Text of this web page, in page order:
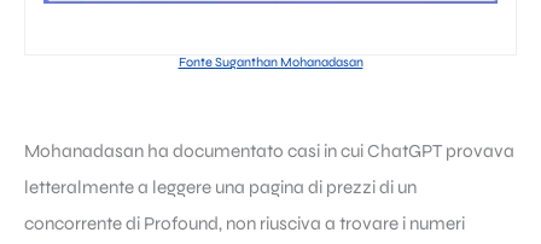
Fonte Suganthan Mohanadasan
Mohanadasan ha documentato casi in cui ChatGPT provava
letteralmente a leggere una pagina di prezzi di un
concorrente di Profound, non riusciva a trovare i numeri